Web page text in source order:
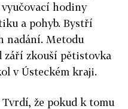
hodiny
a pohyb. Bystří
nadání. Metodu
září zkouší pětistovka
v Ústeckém kraji.
že pokud k tomu